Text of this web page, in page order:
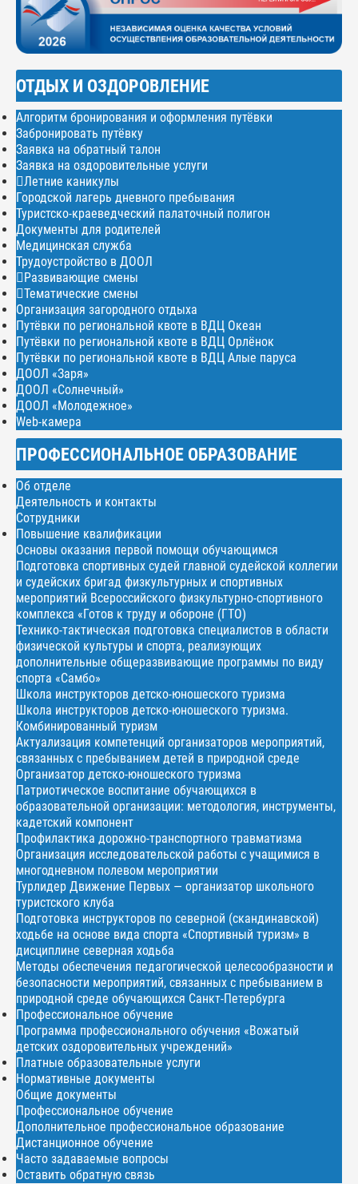
ОТДЫХ И ОЗДОРОВЛЕНИЕ
Алгоритм бронирования и оформления путёвки
Забронировать путёвку
Заявка на обратный талон
Заявка на оздоровительные услуги
Летние каникулы
Городской лагерь дневного пребывания
Туристско-краеведческий палаточный полигон
Документы для родителей
Медицинская служба
Трудоустройство в ДООЛ
Развивающие смены
Тематические смены
Организация загородного отдыха
Путёвки по региональной квоте в ВДЦ Океан
Путёвки по региональной квоте в ВДЦ Орлёнок
Путёвки по региональной квоте в ВДЦ Алые паруса
ДООЛ «Заря»
ДООЛ «Солнечный»
ДООЛ «Молодежное»
Web-камера
ПРОФЕССИОНАЛЬНОЕ ОБРАЗОВАНИЕ
Об отделе
Деятельность и контакты
Сотрудники
Повышение квалификации
Основы оказания первой помощи обучающимся
Подготовка спортивных судей главной судейской коллегии
и судейских бригад физкультурных и спортивных
мероприятий Всероссийского физкультурно-спортивного
комплекса «Готов к труду и обороне (ГТО)
Технико-тактическая подготовка специалистов в области
физической культуры и спорта, реализующих
дополнительные общеразвивающие программы по виду
спорта «Самбо»
Школа инструкторов детско-юношеского туризма
Школа инструкторов детско-юношеского туризма.
Комбинированный туризм
Актуализация компетенций организаторов мероприятий,
связанных с пребыванием детей в природной среде
Организатор детско-юношеского туризма
Патриотическое воспитание обучающихся в
образовательной организации: методология, инструменты,
кадетский компонент
Профилактика дорожно-транспортного травматизма
Организация исследовательской работы с учащимися в
многодневном полевом мероприятии
Турлидер Движение Первых — организатор школьного
туристского клуба
Подготовка инструкторов по северной (скандинавской)
ходьбе на основе вида спорта «Спортивный туризм» в
дисциплине северная ходьба
Методы обеспечения педагогической целесообразности и
безопасности мероприятий, связанных с пребыванием в
природной среде обучающихся Санкт-Петербурга
Профессиональное обучение
Программа профессионального обучения «Вожатый
детских оздоровительных учреждений»
Платные образовательные услуги
Нормативные документы
Общие документы
Профессиональное обучение
Дополнительное профессиональное образование
Дистанционное обучение
Часто задаваемые вопросы
Оставить обратную связь